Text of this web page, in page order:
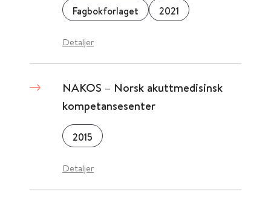
Fagbokforlaget 2021
Detaljer
NAKOS – Norsk akuttmedisinsk
kompetansesenter
2015
Detaljer